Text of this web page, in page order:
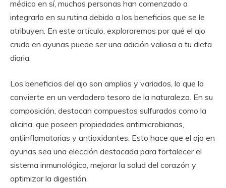
médico en sí, muchas personas han comenzado a
integrarlo en su rutina debido a los beneficios que se le
atribuyen. En este artículo, exploraremos por qué el ajo
crudo en ayunas puede ser una adición valiosa a tu dieta
diaria.
Los beneficios del ajo son amplios y variados, lo que lo
convierte en un verdadero tesoro de la naturaleza. En su
composición, destacan compuestos sulfurados como la
alicina, que poseen propiedades antimicrobianas,
antiinflamatorias y antioxidantes. Esto hace que el ajo en
ayunas sea una elección destacada para fortalecer el
sistema inmunológico, mejorar la salud del corazón y
optimizar la digestión.